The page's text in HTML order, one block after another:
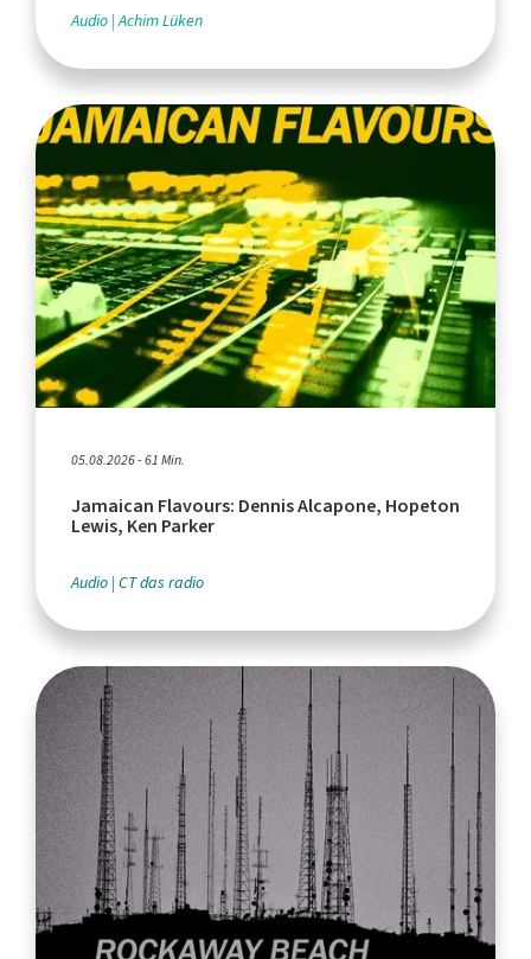
Audio Achim Lüken
05.08.2026 - 61 Min.
Jamaican Flavours: Dennis Alcapone, Hopeton
Lewis, Ken Parker
Audio CT das radio